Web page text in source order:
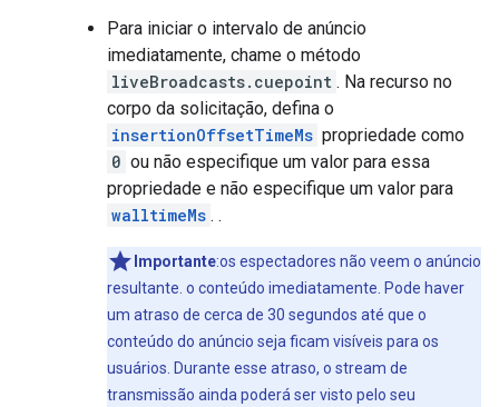
Para iniciar o intervalo de anúncio
imediatamente, chame o método
liveBroadcasts.cuepoint . Na recurso no
corpo da solicitação, defina o
insertionOffsetTimeMs propriedade como
0 ou não especifique um valor para essa
propriedade e não especifique um valor para
walltimeMs . .
Importante:os espectadores não veem o anúncio
resultante. o conteúdo imediatamente. Pode haver
um atraso de cerca de 30 segundos até que o
conteúdo do anúncio seja ficam visíveis para os
usuários. Durante esse atraso, o stream de
transmissão ainda poderá ser visto pelo seu